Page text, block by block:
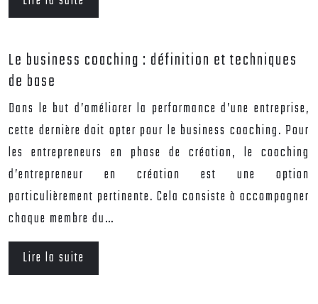
Le business coaching : définition et techniques
de base
Dans le but d’améliorer la performance d’une entreprise,
cette dernière doit opter pour le business coaching. Pour
les entrepreneurs en phase de création, le coaching
d’entrepreneur en création est une option
particulièrement pertinente. Cela consiste à accompagner
chaque membre du…
Lire la suite